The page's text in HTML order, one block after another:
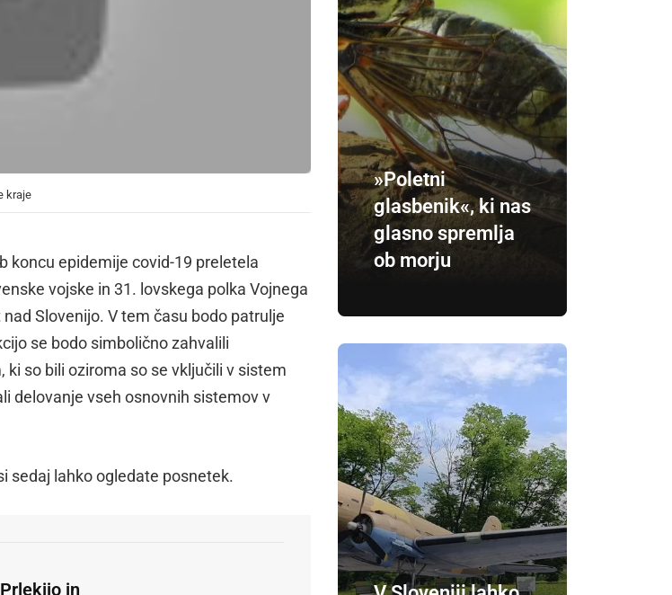
kraje
koncu epidemije covid-19 preletela
vojske in 31. lovskega polka Vojnega
Slovenijo. V tem času bodo patrulje
se bodo simbolično zahvalili
ki so bili oziroma so se vključili v sistem
delovanje vseh osnovnih sistemov v
sedaj lahko ogledate posnetek.
in
»Poletni
glasbenik«, ki nas
glasno spremlja
ob morju